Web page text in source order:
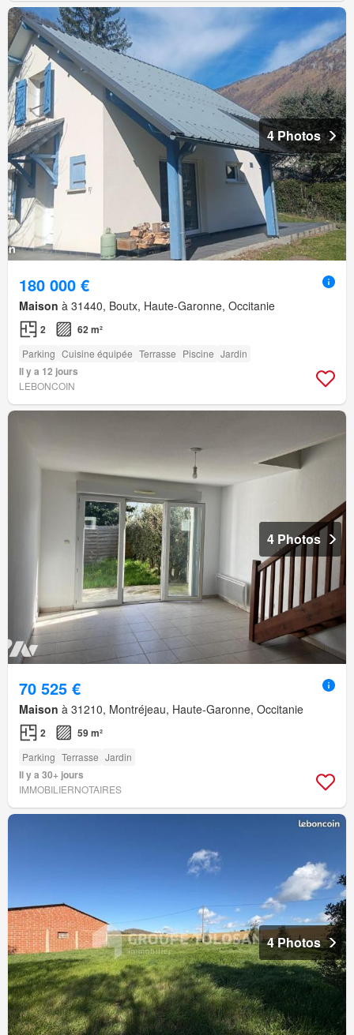
4 Photos
180 000 €
Maison à 31440, Boutx, Haute-Garonne, Occitanie
2 62 m²
Parking Cuisine équipée Terrasse Piscine Jardin
Il y a 12 jours
LEBONCOIN
4 Photos
70 525 €
Maison à 31210, Montréjeau, Haute-Garonne, Occitanie
2 59 m²
Parking Terrasse Jardin
Il y a 30+ jours
IMMOBILIERNOTAIRES
4 Photos